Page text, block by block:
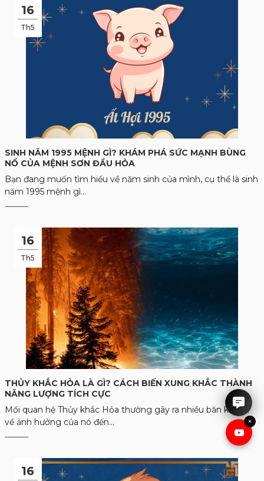
×
16
Th5
SINH NĂM 1995 MỆNH GÌ? KHÁM PHÁ SỨC MẠNH BÙNG
NỔ CỦA MỆNH SƠN ĐẦU HỎA
Bạn đang muốn tìm hiểu về năm sinh của mình, cụ thể là sinh
năm 1995 mệnh gì...
16
Th5
THỦY KHẮC HỎA LÀ GÌ? CÁCH BIẾN XUNG KHẮC THÀNH
NĂNG LƯỢNG TÍCH CỰC
Mối quan hệ Thủy khắc Hỏa thường gây ra nhiều băn khoăn
về ảnh hưởng của nó đến...
16
IRUBY rất hân hạnh được tư
vấn cho anh chị.